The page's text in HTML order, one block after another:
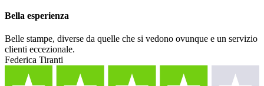
Bella esperienza
Belle stampe, diverse da quelle che si vedono ovunque e un servizio
clienti eccezionale.
Federica Tiranti